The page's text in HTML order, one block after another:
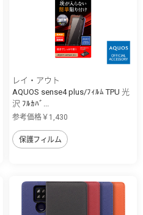
レイ・アウト
AQUOS sense4 plus/ﾌｨﾙﾑ TPU 光
沢 ﾌﾙｶﾊﾞ...
参考価格￥1,430
保護フィルム